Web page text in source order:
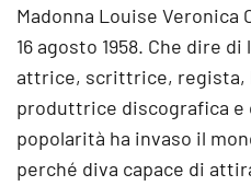
Madonna Louise Veronica
16 agosto 1958. Che dire
attrice, scrittrice, regista,
produttrice discografica e
popolarità ha invaso il
perché diva capace di